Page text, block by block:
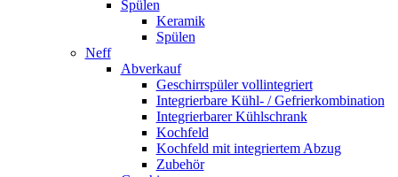
Spülen
Keramik
Spülen
Neff
Abverkauf
Geschirrspüler vollintegriert
Integrierbare Kühl- / Gefrierkombination
Integrierbarer Kühlschrank
Kochfeld
Kochfeld mit integriertem Abzug
Zubehör